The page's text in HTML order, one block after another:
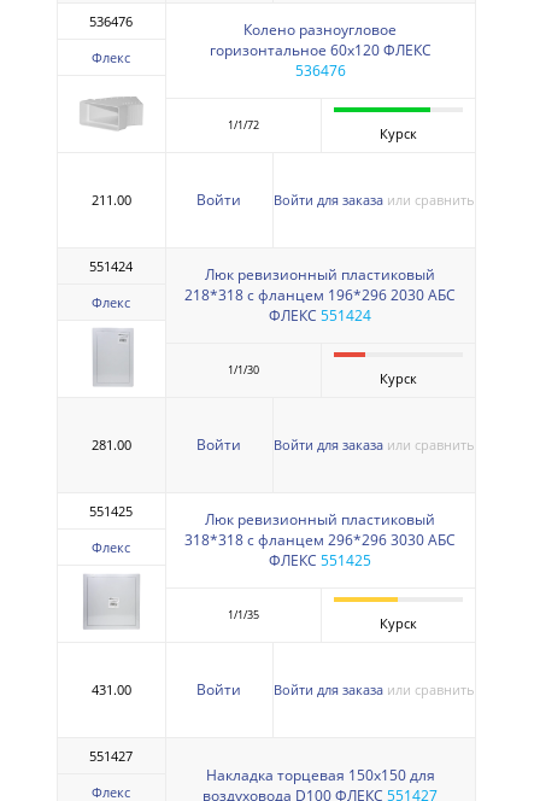
536476
Флекс
Колено разноугловое
горизонтальное 60х120 ФЛЕКС
536476
1/1/72 Курск
211.00 Войти Войти для заказа или сравнить
551424
Флекс
Люк ревизионный пластиковый
218*318 с фланцем 196*296 2030 АБС
ФЛЕКС 551424
1/1/30 Курск
281.00 Войти Войти для заказа или сравнить
551425
Флекс
Люк ревизионный пластиковый
318*318 с фланцем 296*296 3030 АБС
ФЛЕКС 551425
1/1/35 Курск
431.00 Войти Войти для заказа или сравнить
551427
Флекс
Накладка торцевая 150х150 для
воздуховода D100 ФЛЕКС 551427